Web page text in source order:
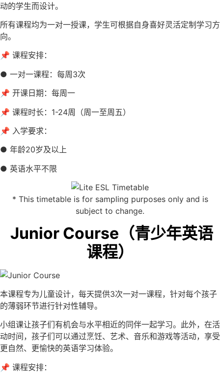
动的学生而设计。
所有课程均为一对一授课，学生可根据自身喜好灵活定制学习方
向。
📌 课程安排：
● 一对一课程：每周3次
📌 开课日期：每周一
📌 课程时长：1-24周（周一至周五）
📌 入学要求：
● 年龄20岁及以上
● 英语水平不限
* This timetable is for sampling purposes only and is
subject to change.
Junior Course（青少年英语
课程）
本课程专为儿童设计，每天提供3次一对一课程，针对每个孩子
的薄弱环节进行针对性辅导。
小组课让孩子们有机会与水平相近的同伴一起学习。此外，在活
动时间，孩子们可以通过烹饪、艺术、音乐和游戏等活动，享受
更自然、更愉快的英语学习体验。
📌 课程安排：